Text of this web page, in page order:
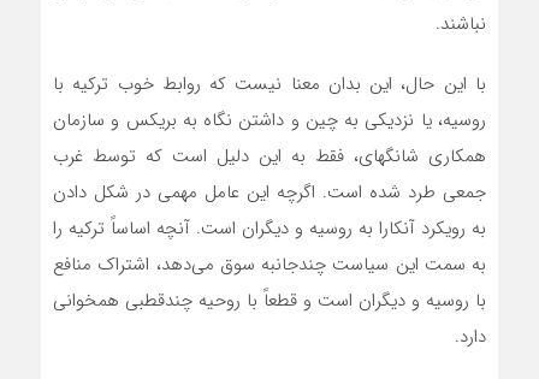
نباشند.
با این حال، این بدان معنا نیست که روابط خوب ترکیه با
روسیه، یا نزدیکی به چین و داشتن نگاه به بریکس و سازمان
همکاری شانگهای، فقط به این دلیل است که توسط غرب
جمعی طرد شده است. اگرچه این عامل مهمی در شکل دادن
به رویکرد آنکارا به روسیه و دیگران است. آنچه اساساً ترکیه را
به سمت این سیاست چندجانبه سوق‌‌‌ می‌دهد، اشتراک منافع
با روسیه و دیگران است و قطعاً با روحیه چندقطبی همخوانی
دارد.